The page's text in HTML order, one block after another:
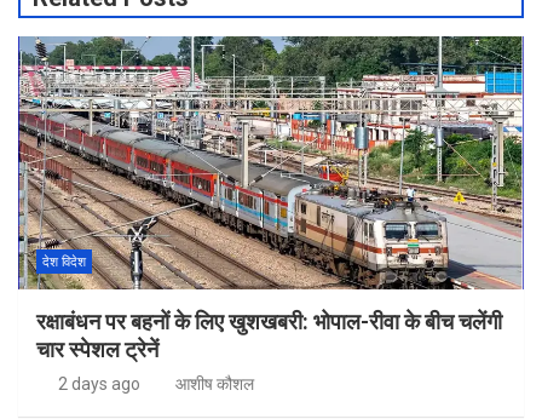
देश विदेश
रक्षाबंधन पर बहनों के लिए खुशखबरी: भोपाल-रीवा के बीच चलेंगी
चार स्पेशल ट्रेनें
2 days ago आशीष कौशल